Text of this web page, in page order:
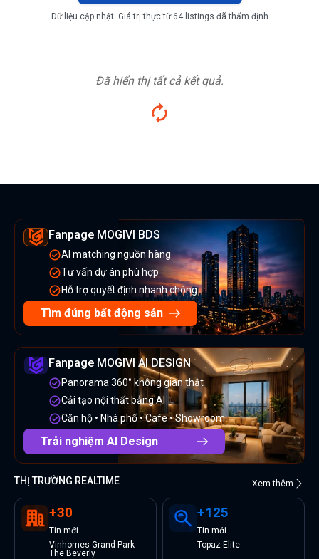
Dữ liệu cập nhật: Giá trị thực từ 64 listings đã thẩm định
Đã hiển thị tất cả kết quả.
Fanpage MOGIVI BDS
AI matching nguồn hàng
Tư vấn dự án phù hợp
Hỗ trợ quyết định nhanh chóng
Tìm đúng bất động sản
Fanpage MOGIVI AI DESIGN
Panorama 360° không gian thật
Cải tạo nội thất bằng AI
Căn hộ • Nhà phố • Cafe • Showroom
Trải nghiệm AI Design
THỊ TRƯỜNG REALTIME Xem thêm
+30
Tin mới
Vinhomes Grand Park -
The Beverly
+125
Tin mới
Topaz Elite